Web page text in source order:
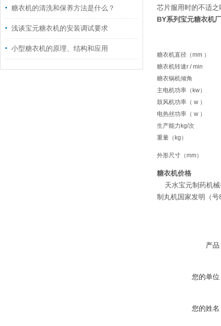
糖衣机的清洗和保养方法是什么？
浅谈宝元糖衣机的安装调试要求
小型糖衣机的原理、结构和应用
芯片服用时的不适
BY系列宝元糖衣机
糖衣机直径（mm ）
糖衣机转速r / min
糖衣锅机倾角
主电机功率（kw）
鼓风机功率（ w ）
电热丝功率（ w ）
生产能力kg/次
重量（kg）
外形尺寸（mm）
糖衣机价格
天水宝元制药机械
制丸机国家发明（
产品
您的单位
您的姓名